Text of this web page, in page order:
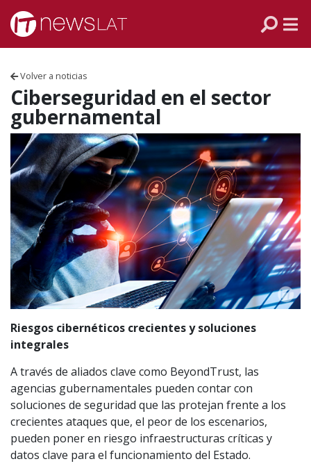
Skip to content
Volver a noticias
Ciberseguridad en el sector
gubernamental
Riesgos cibernéticos crecientes y soluciones
integrales
A través de aliados clave como BeyondTrust, las
agencias gubernamentales pueden contar con
soluciones de seguridad que las protejan frente a los
crecientes ataques que, el peor de los escenarios,
pueden poner en riesgo infraestructuras críticas y
datos clave para el funcionamiento del Estado.
VENEZUELA
ECUADOR
PERÚ
CHILE
ARGENTINA
MÉXICO